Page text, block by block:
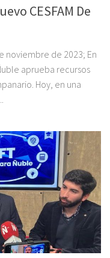
CESFAM De
noviembre de 2023; En
aprueba recursos
Hoy, en una